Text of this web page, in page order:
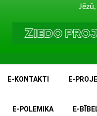
E-KONTAKTI E-
E-POLEMIKA E-